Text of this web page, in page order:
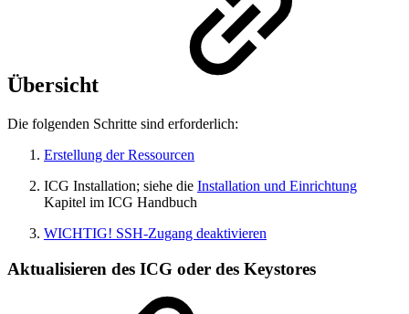
Übersicht
Die folgenden Schritte sind erforderlich:
Erstellung der Ressourcen
ICG Installation; siehe die Installation und Einrichtung
Kapitel im ICG Handbuch
WICHTIG! SSH-Zugang deaktivieren
Aktualisieren des ICG oder des Keystores